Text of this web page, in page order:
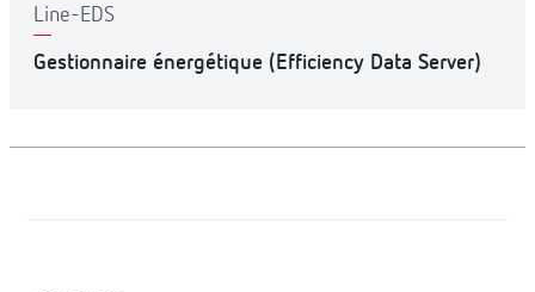
Line-EDS
Gestionnaire énergétique (Efficiency Data Server)